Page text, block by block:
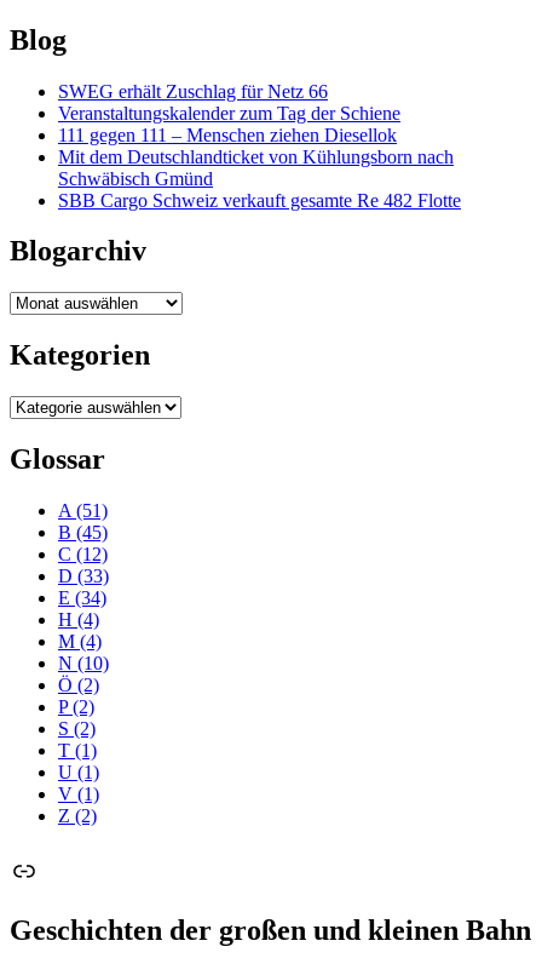
Blog
SWEG erhält Zuschlag für Netz 66
Veranstaltungskalender zum Tag der Schiene
111 gegen 111 – Menschen ziehen Diesellok
Mit dem Deutschlandticket von Kühlungsborn nach
Schwäbisch Gmünd
SBB Cargo Schweiz verkauft gesamte Re 482 Flotte
Blogarchiv
Blogarchiv
Kategorien
Kategorien
Glossar
A (51)
B (45)
C (12)
D (33)
E (34)
H (4)
M (4)
N (10)
Ö (2)
P(2)
S (2)
T (1)
U (1)
V (1)
Z (2)
Link
Geschichten der großen und kleinen Bahn